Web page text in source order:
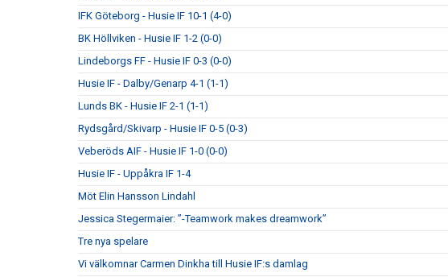
IFK Göteborg - Husie IF 10-1 (4-0)
BK Höllviken - Husie IF 1-2 (0-0)
Lindeborgs FF - Husie IF 0-3 (0-0)
Husie IF - Dalby/Genarp 4-1 (1-1)
Lunds BK - Husie IF 2-1 (1-1)
Rydsgård/Skivarp - Husie IF 0-5 (0-3)
Veberöds AIF - Husie IF 1-0 (0-0)
Husie IF - Uppåkra IF 1-4
Möt Elin Hansson Lindahl
Jessica Stegermaier: ”-Teamwork makes dreamwork”
Tre nya spelare
Vi välkomnar Carmen Dinkha till Husie IF:s damlag